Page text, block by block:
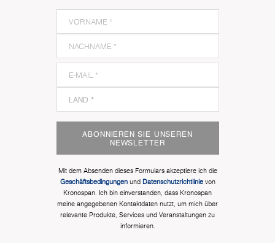
ABONNIEREN SIE UNSEREN
NEWSLETTER
Mit dem Absenden dieses Formulars akzeptiere ich die
Geschäftsbedingungenund Datenschutzrichtlinievon
Kronospan. Ich bin einverstanden, dass Kronospan
meine angegebenen Kontaktdaten nutzt, um mich über
relevante Produkte, Services und Veranstaltungen zu
informieren.